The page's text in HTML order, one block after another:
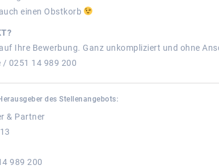
einen Obstkorb
Ihre Bewerbung. Ganz unkompliziert und ohne
/ 0251 14 989 200
des Stellenangebots:
& Partner
989 200